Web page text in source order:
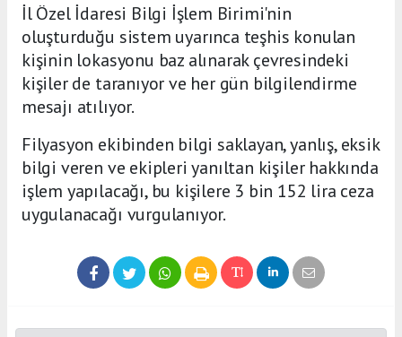
İl Özel İdaresi Bilgi İşlem Birimi'nin
oluşturduğu sistem uyarınca teşhis konulan
kişinin lokasyonu baz alınarak çevresindeki
kişiler de taranıyor ve her gün bilgilendirme
mesajı atılıyor.
Filyasyon ekibinden bilgi saklayan, yanlış, eksik
bilgi veren ve ekipleri yanıltan kişiler hakkında
işlem yapılacağı, bu kişilere 3 bin 152 lira ceza
uygulanacağı vurgulanıyor.